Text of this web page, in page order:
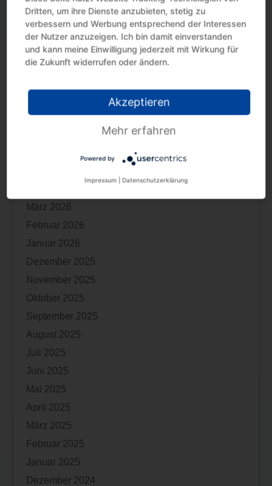
Innergemeinschaftliche Lieferung: Nachweis
Unterschiedliche Restnutzungsdauer bei 2
Wohnungen im selben Gebäude
Kindergeld: Ausbildung zum Rettungssanitäter ist
Archiv
März 2026
Februar 2026
Januar 2026
Dezember 2025
November 2025
Oktober 2025
September 2025
August 2025
Juli 2025
Juni 2025
Mai 2025
April 2025
März 2025
Februar 2025
Januar 2025
Dezember 2024
Dritten, um ihre Dienste anzubieten, stetig zu
verbessern und Werbung entsprechend der Interessen
der Nutzer anzuzeigen. Ich bin damit einverstanden
und kann meine Einwilligung jederzeit mit Wirkung für
die Zukunft widerrufen oder ändern.
Akzeptieren
Mehr erfahren
Powered by
Impressum Datenschutzerklärung